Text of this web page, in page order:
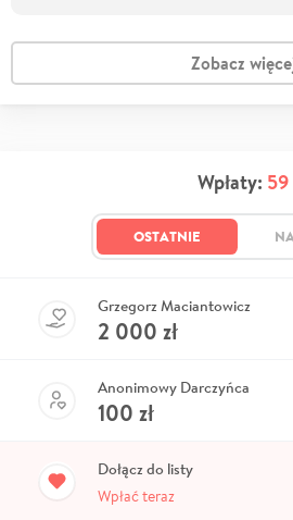
Zobacz
Wpłaty: 59
OSTATNIE
Grzegorz Maciantowicz
2 000 zł
Anonimowy Darczyńca
100 zł
Dołącz do listy
Wpłać teraz